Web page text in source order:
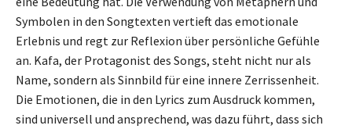
Symbolen in den Songtexten vertieft das emotionale
Erlebnis und regt zur Reflexion über persönliche Gefühle
an. Kafa, der Protagonist des Songs, steht nicht nur als
Name, sondern als Sinnbild für eine innere Zerrissenheit.
Die Emotionen, die in den Lyrics zum Ausdruck kommen,
sind universell und ansprechend, was dazu führt, dass sich